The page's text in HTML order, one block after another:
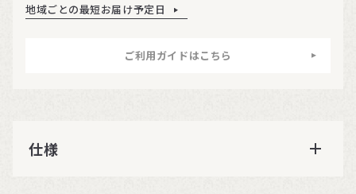
地域ごとの最短お届け予定日
ご利用ガイドはこちら
仕様